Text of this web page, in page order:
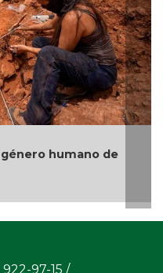
humano de
97-15 /